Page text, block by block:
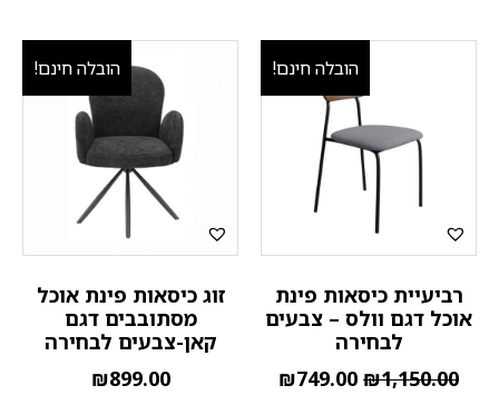
הובלה חינם!
רביעיית כיסאות פינת
אוכל דגם וולס – צבעים
לבחירה
₪1,150.00
₪749.00
הובלה חינם!
זוג כיסאות פינת אוכל
מסתובבים דגם
קאן-צבעים לבחירה
₪899.00